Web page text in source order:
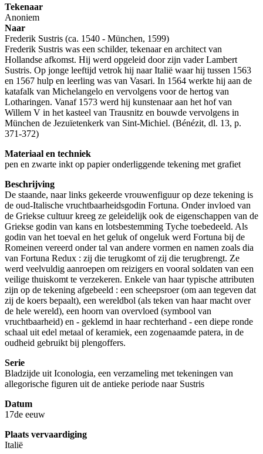
Tekenaar
Anoniem
Naar
Frederik Sustris (ca. 1540 - München, 1599)
Frederik Sustris was een schilder, tekenaar en architect van
Hollandse afkomst. Hij werd opgeleid door zijn vader Lambert
Sustris. Op jonge leeftijd vetrok hij naar Italië waar hij tussen 1563
en 1567 hulp en leerling was van Vasari. In 1564 werkte hij aan de
katafalk van Michelangelo en vervolgens voor de hertog van
Lotharingen. Vanaf 1573 werd hij kunstenaar aan het hof van
Willem V in het kasteel van Trausnitz en bouwde vervolgens in
München de Jezuïetenkerk van Sint-Michiel. (Bénézit, dl. 13, p.
371-372)
Materiaal en techniek
pen en zwarte inkt op papier onderliggende tekening met grafiet
Beschrijving
De staande, naar links gekeerde vrouwenfiguur op deze tekening is
de oud-Italische vruchtbaarheidsgodin Fortuna. Onder invloed van
de Griekse cultuur kreeg ze geleidelijk ook de eigenschappen van de
Griekse godin van kans en lotsbestemming Tyche toebedeeld. Als
godin van het toeval en het geluk of ongeluk werd Fortuna bij de
Romeinen vereerd onder tal van andere vormen en namen zoals dia
van Fortuna Redux : zij die terugkomt of zij die terugbrengt. Ze
werd veelvuldig aanroepen om reizigers en vooral soldaten van een
veilige thuiskomt te verzekeren. Enkele van haar typische attributen
zijn op de tekening afgebeeld : een scheepsroer (om aan tegeven dat
zij de koers bepaalt), een wereldbol (als teken van haar macht over
de hele wereld), een hoorn van overvloed (symbool van
vruchtbaarheid) en - geklemd in haar rechterhand - een diepe ronde
schaal uit edel metaal of keramiek, een zogenaamde patera, in de
oudheid gebruikt bij plengoffers.
Serie
Bladzijde uit Iconologia, een verzameling met tekeningen van
allegorische figuren uit de antieke periode naar Sustris
Datum
17de eeuw
Plaats vervaardiging
Italië